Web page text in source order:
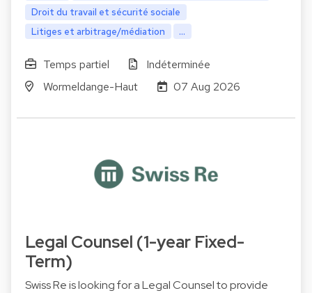
Droit du travail et sécurité sociale
Litiges et arbitrage/médiation
...
Temps partiel
Indéterminée
Wormeldange-Haut
07 Aug 2026
Legal Counsel (1-year Fixed-
Term)
Swiss Re is looking for a Legal Counsel to provide